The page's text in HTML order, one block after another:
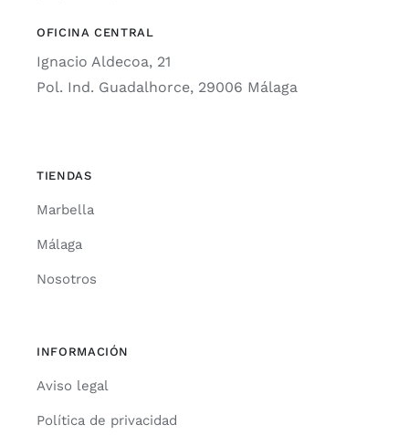
OFICINA CENTRAL
Ignacio Aldecoa, 21
Pol. Ind. Guadalhorce, 29006 Málaga
TIENDAS
Marbella
Málaga
Nosotros
INFORMACIÓN
Aviso legal
Política de privacidad